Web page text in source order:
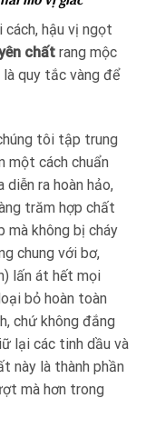
hậu vị ngọt
chất rang mộc
là quy tắc vàng để
tôi tập trung
một cách chuẩn
diễn ra hoàn hảo,
trăm hợp chất
mà không bị cháy
chung với bơ,
lấn át hết mọi
bỏ hoàn toàn
chứ không đắng
lại các tinh dầu và
này là thành phần
mà hơn trong